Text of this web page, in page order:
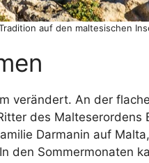
auf den maltesischen
verändert. An der
des Malteserordens
Darmanin auf
den Sommermonaten